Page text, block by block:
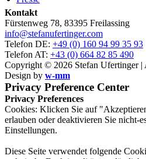
Kontakt
Fürstenweg 78, 83395 Freilassing
info@stefanufertinger.com
Telefon DE: +49 (0) 160 94 99 35 93
Telefon AT: +43 (0) 664 82 85 490
Copyright © 2026 Stefan Ufertinger |
Design by w-mm
Privacy Preference Center
Privacy Preferences
Cookies: Klicken Sie auf
erlauben oder deaktivieren Sie nicht-
Einstellungen.
Diese Seite verwendet folgende